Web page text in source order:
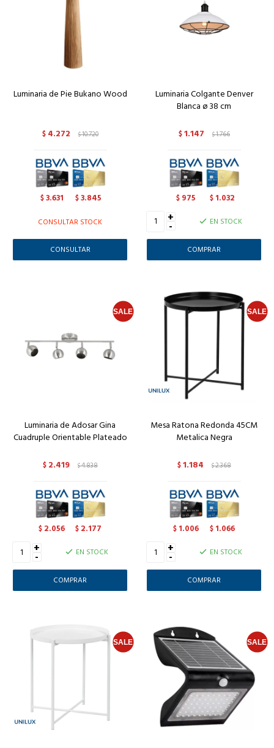
Luminaria de Pie Bukano Wood
$ 4.272 $10.720
$3.631 $3.845
CONSULTAR STOCK
CONSULTAR
Luminaria Colgante Denver
Blanca ø 38 cm
$1.147 $1.766
$ 975 $ 1.032
+
- EN STOCK
Luminaria de Adosar Gina
Cuadruple Orientable Plateado
$ 2.419 $4.838
$ 2.056 $ 2.177
+
- EN STOCK
Mesa Ratona Redonda 45CM
Metalica Negra
$1.184 $2.368
$ 1.006 $ 1.066
+
- EN STOCK